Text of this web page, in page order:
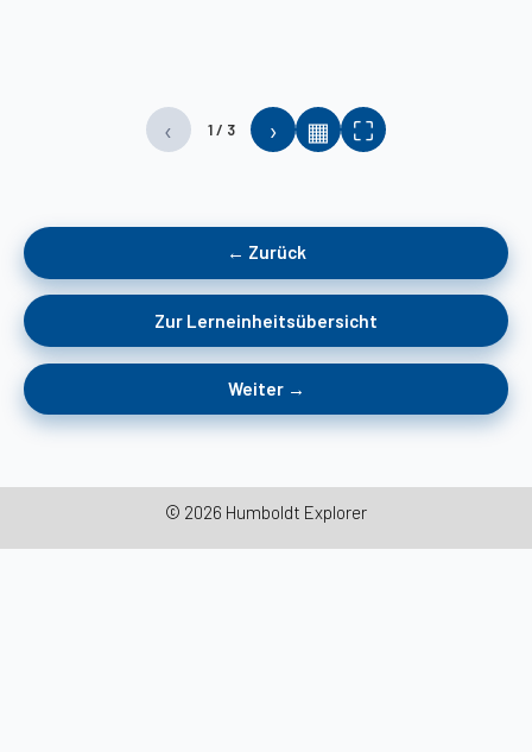
‹ 1 / 3 › ▦ ⛶
← Zurück
Zur Lerneinheitsübersicht
Weiter →
© 2026 Humboldt Explorer